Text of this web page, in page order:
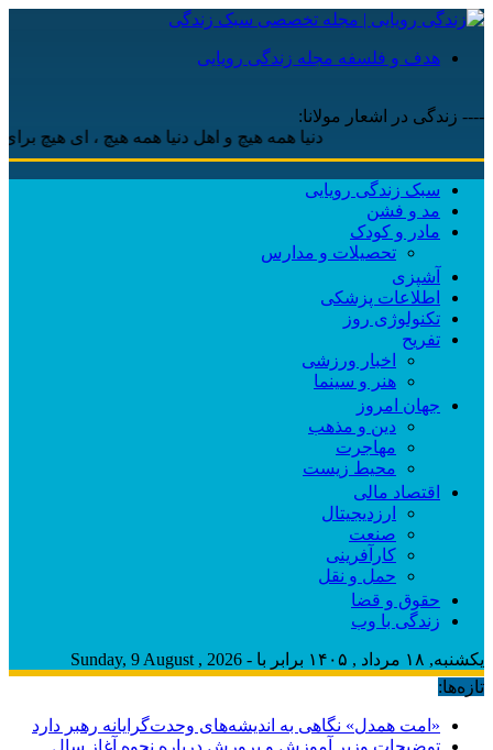
هدف و فلسفه مجله زندگی رویایی
---- زندگی در اشعار مولانا:
دنیا همه هیچ و اهل دنیا همه هیچ ، ‌ای هیچ برای
سبک زندگی رویایی
مد و فشن
مادر و کودک
تحصیلات و مدارس
آشپزی
اطلاعات پزشکی
تکنولوژی روز
تفریح
اخبار ورزشی
هنر و سینما
جهان امروز
دین و مذهب
مهاجرت
محیط زیست
اقتصاد مالی
ارزدیجیتال
صنعت
کارآفرینی
حمل و نقل
حقوق و قضا
زندگی با وب
یکشنبه, ۱۸ مرداد , ۱۴۰۵ برابر با - Sunday, 9 August , 2026
تازه‌ها:
«امت همدل» نگاهی به اندیشه‌های وحدت‌گرایانه رهبر دارد
توضیحات وزیر آموزش و پرورش درباره نحوه آغاز سال